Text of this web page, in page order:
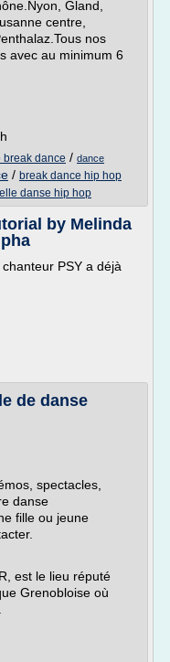
Gland,
centre,
nos
avec au minimum 6
dance / dance
/ break dance hip hop
danse hip hop
by Melinda
PSY a déjà
de danse
spectacles,
danse
fille ou jeune
est le lieu réputé
Grenobloise où